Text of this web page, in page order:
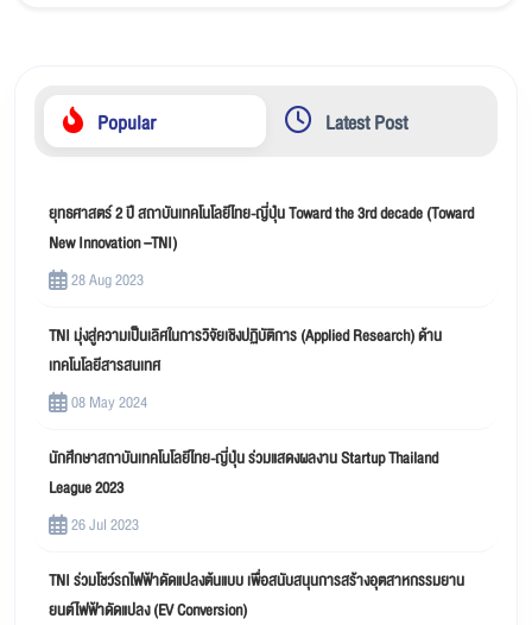
Popular Latest Post
ยุทธศาสตร์ 2 ปี สถาบันเทคโนโลยีไทย-ญี่ปุ่น Toward the 3rd decade (Toward
New Innovation –TNI)
28 Aug 2023
TNI มุ่งสู่ความเป็นเลิศในการวิจัยเชิงปฏิบัติการ (Applied Research) ด้าน
เทคโนโลยีสารสนเทศ
08 May 2024
นักศึกษาสถาบันเทคโนโลยีไทย-ญี่ปุ่น ร่วมแสดงผลงาน Startup Thailand
League 2023
26 Jul 2023
TNI ร่วมโชว์รถไฟฟ้าดัดแปลงต้นแบบ เพื่อสนับสนุนการสร้างอุตสาหกรรมยาน
ยนต์ไฟฟ้าดัดแปลง (EV Conversion)